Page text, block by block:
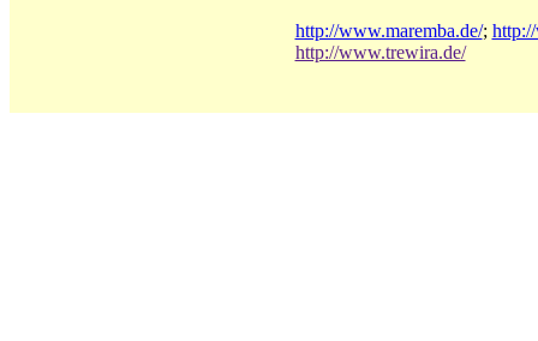
http://www.maremba.de/;
http://www.trewira.de/